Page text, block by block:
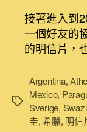
者
接著進入到
一個好友的
的明信片，
標
Argentina,
Mexico,
Sverige,
圭,希臘, 明信